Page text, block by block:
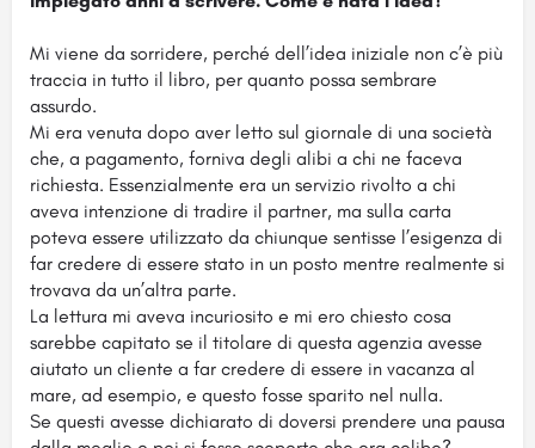
Mi viene da sorridere, perché dell’idea iniziale non c’è più
traccia in tutto il libro, per quanto possa sembrare
assurdo.
Mi era venuta dopo aver letto sul giornale di una società
che, a pagamento, forniva degli alibi a chi ne faceva
richiesta. Essenzialmente era un servizio rivolto a chi
aveva intenzione di tradire il partner, ma sulla carta
poteva essere utilizzato da chiunque sentisse l’esigenza di
far credere di essere stato in un posto mentre realmente si
trovava da un’altra parte.
La lettura mi aveva incuriosito e mi ero chiesto cosa
sarebbe capitato se il titolare di questa agenzia avesse
aiutato un cliente a far credere di essere in vacanza al
mare, ad esempio, e questo fosse sparito nel nulla.
Se questi avesse dichiarato di doversi prendere una pausa